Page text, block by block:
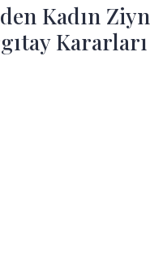
Kadın
Kararları